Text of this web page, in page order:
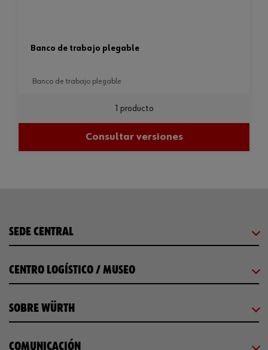
banco de trabajo plegable
banco de trabajo plegable
1 producto
Consultar versiones
SEDE CENTRAL
CENTRO LOGÍSTICO / MUSEO
SOBRE WÜRTH
COMUNICACIÓN